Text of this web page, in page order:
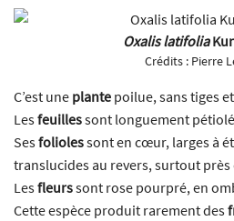
Oxalis latifolia
Crédits : Pierre
C’est une plante poilue, sans tiges
Lesfeuillessont longuement
Sesfoliolessont en cœur, larges à
translucides au revers, surtout
Lesfleurssont rose pourpré, en
Cette espèce produit rarement des